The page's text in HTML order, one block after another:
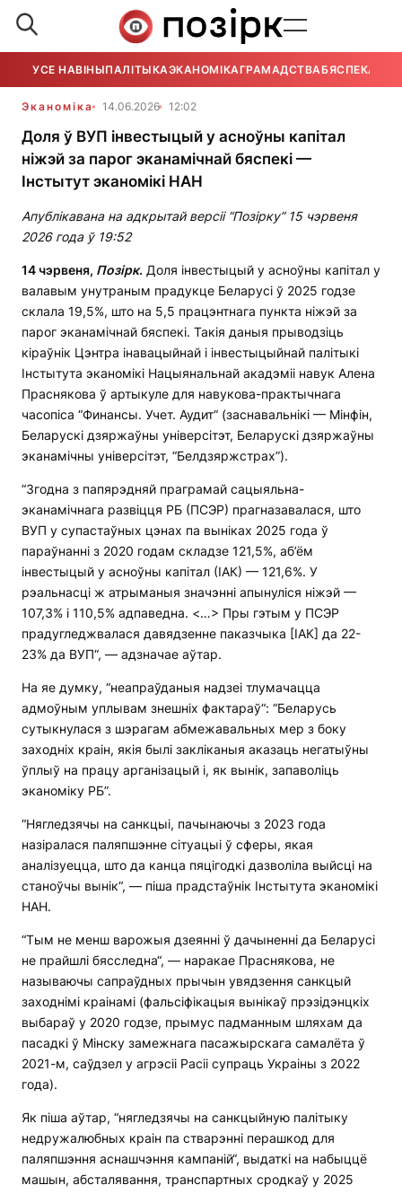
УСЕ НАВІНЫПАЛІТЫКАЭКАНОМІКАГРАМАДСТВАБЯСПЕКА
Эканоміка 14.06.2026 12:02
Доля ў ВУП інвестыцый у асноўны капітал
ніжэй за парог эканамічнай бяспекі —
Інстытут эканомікі НАН
Апублікавана на адкрытай версіі “Позірку” 15 чэрвеня
2026 года ў 19:52
14 чэрвеня, Позірк. Доля інвестыцый у асноўны капітал у
валавым унутраным прадукце Беларусі ў 2025 годзе
склала 19,5%, што на 5,5 працэнтнага пункта ніжэй за
парог эканамічнай бяспекі. Такія даныя прыводзіць
кіраўнік Цэнтра інавацыйнай і інвестыцыйнай палітыкі
Інстытута эканомікі Нацыянальнай акадэміі навук Алена
Праснякова ў артыкуле для навукова-практычнага
часопіса “Финансы. Учет. Аудит“ (заснавальнікі — Мінфін,
Беларускі дзяржаўны універсітэт, Беларускі дзяржаўны
эканамічны універсітэт, “Белдзяржстрах”).
“Згодна з папярэдняй праграмай сацыяльна-
эканамічнага развіцця РБ (ПСЭР) прагназавалася, што
ВУП у супастаўных цэнах па выніках 2025 года ў
параўнанні з 2020 годам складзе 121,5%, аб’ём
інвестыцый у асноўны капітал (ІАК) — 121,6%. У
рэальнасці ж атрыманыя значэнні апынуліся ніжэй —
107,3% і 110,5% адпаведна. <…> Пры гэтым у ПСЭР
прадугледжвалася давядзенне паказчыка [ІАК] да 22-
23% да ВУП“, — адзначае аўтар.
На яе думку, “неапраўданыя надзеі тлумачацца
адмоўным уплывам знешніх фактараў“: “Беларусь
сутыкнулася з шэрагам абмежавальных мер з боку
заходніх краін, якія былі закліканыя аказаць негатыўны
ўплыў на працу арганізацый і, як вынік, запаволіць
эканоміку РБ”.
“Нягледзячы на санкцыі, пачынаючы з 2023 года
назіралася паляпшэнне сітуацыі ў сферы, якая
аналізуецца, што да канца пяцігодкі дазволіла выйсці на
станоўчы вынік“, — піша прадстаўнік Інстытута эканомікі
НАН.
“Тым не менш варожыя дзеянні ў дачыненні да Беларусі
не прайшлі бясследна“, — наракае Праснякова, не
называючы сапраўдных прычын увядзення санкцый
заходнімі краінамі (фальсіфікацыя вынікаў прэзідэнцкіх
выбараў у 2020 годзе, прымус падманным шляхам да
пасадкі ў Мінску замежнага пасажырскага самалёта ў
2021-м, саўдзел у агрэсіі Расіі супраць Украіны з 2022
года).
Як піша аўтар, “нягледзячы на санкцыйную палітыку
недружалюбных краін па стварэнні перашкод для
паляпшэння аснашчэння кампаній“, выдаткі на набыццё
машын, абсталявання, транспартных сродкаў у 2025